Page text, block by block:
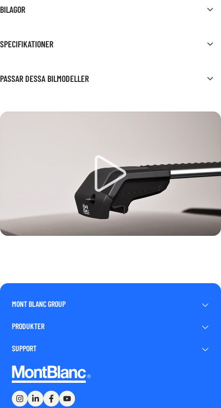
BILAGOR
SPECIFIKATIONER
PASSAR DESSA BILMODELLER
MONT BLANC GROUP
PRODUKTER
SUPPORT